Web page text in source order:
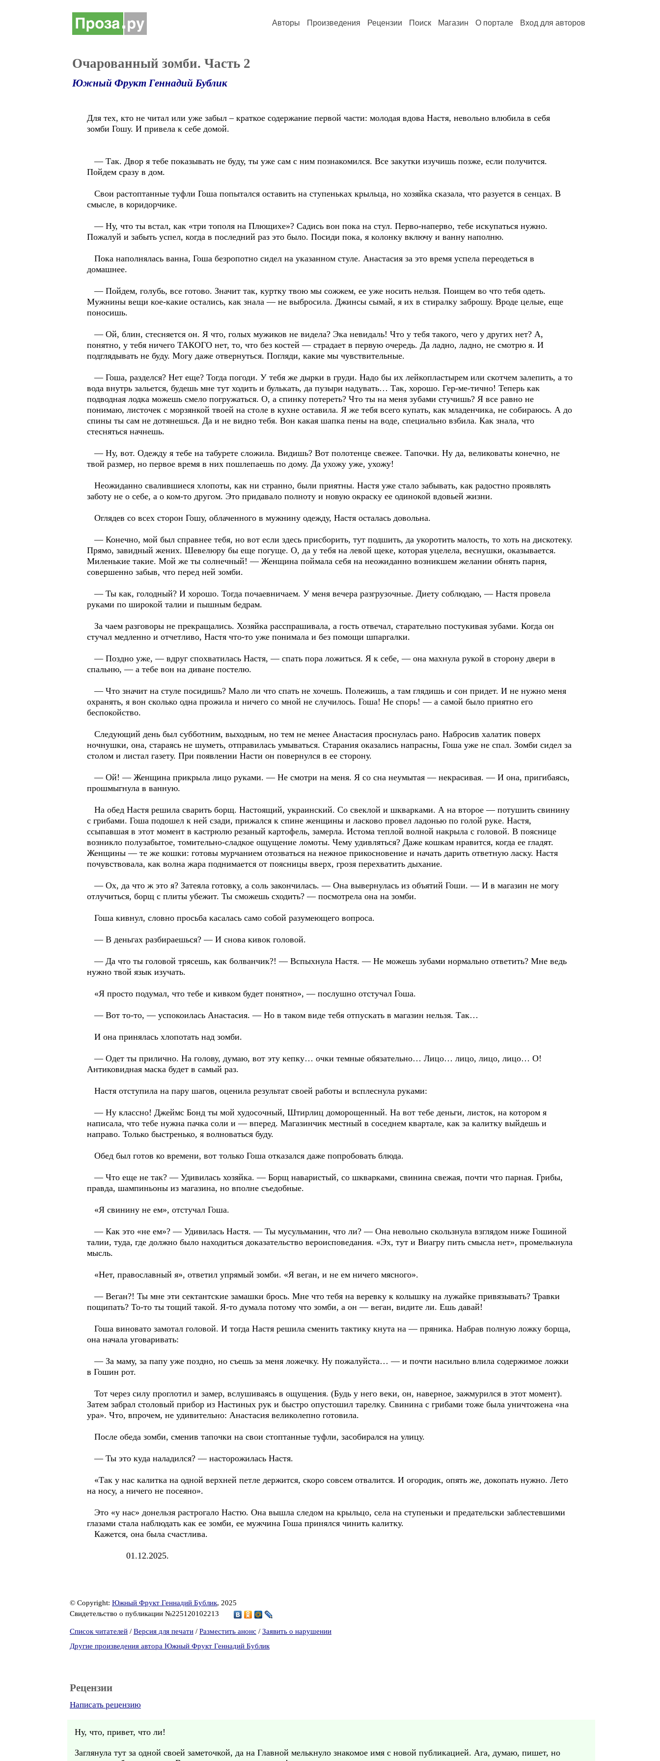
Авторы Произведения Рецензии Поиск Магазин О портале Вход для авторов
Очарованный зомби. Часть 2
Южный Фрукт Геннадий Бублик
Для тех, кто не читал или уже забыл – краткое содержание первой части: молодая вдова Настя, невольно влюбила в себя
зомби Гошу. И привела к себе домой.
— Так. Двор я тебе показывать не буду, ты уже сам с ним познакомился. Все закутки изучишь позже, если получится.
Пойдем сразу в дом.
Свои растоптанные туфли Гоша попытался оставить на ступеньках крыльца, но хозяйка сказала, что разуется в сенцах. В
смысле, в коридорчике.
— Ну, что ты встал, как «три тополя на Плющихе»? Садись вон пока на стул. Перво-наперво, тебе искупаться нужно.
Пожалуй и забыть успел, когда в последний раз это было. Посиди пока, я колонку включу и ванну наполню.
Пока наполнялась ванна, Гоша безропотно сидел на указанном стуле. Анастасия за это время успела переодеться в
домашнее.
— Пойдем, голубь, все готово. Значит так, куртку твою мы сожжем, ее уже носить нельзя. Поищем во что тебя одеть.
Мужнины вещи кое-какие остались, как знала — не выбросила. Джинсы сымай, я их в стиралку заброшу. Вроде целые, еще
поносишь.
— Ой, блин, стесняется он. Я что, голых мужиков не видела? Эка невидаль! Что у тебя такого, чего у других нет? А,
понятно, у тебя ничего ТАКОГО нет, то, что без костей — страдает в первую очередь. Да ладно, ладно, не смотрю я. И
подглядывать не буду. Могу даже отвернуться. Погляди, какие мы чувствительные.
— Гоша, разделся? Нет еще? Тогда погоди. У тебя же дырки в груди. Надо бы их лейкопластырем или скотчем залепить, а то
вода внутрь зальется, будешь мне тут ходить и булькать, да пузыри надувать… Так, хорошо. Гер-ме-тично! Теперь как
подводная лодка можешь смело погружаться. О, а спинку потереть? Что ты на меня зубами стучишь? Я все равно не
понимаю, листочек с морзянкой твоей на столе в кухне оставила. Я же тебя всего купать, как младенчика, не собираюсь. А до
спины ты сам не дотянешься. Да и не видно тебя. Вон какая шапка пены на воде, специально взбила. Как знала, что
стесняться начнешь.
— Ну, вот. Одежду я тебе на табурете сложила. Видишь? Вот полотенце свежее. Тапочки. Ну да, великоваты конечно, не
твой размер, но первое время в них пошлепаешь по дому. Да ухожу уже, ухожу!
Неожиданно свалившиеся хлопоты, как ни странно, были приятны. Настя уже стало забывать, как радостно проявлять
заботу не о себе, а о ком-то другом. Это придавало полноту и новую окраску ее одинокой вдовьей жизни.
Оглядев со всех сторон Гошу, облаченного в мужнину одежду, Настя осталась довольна.
— Конечно, мой был справнее тебя, но вот если здесь присборить, тут подшить, да укоротить малость, то хоть на дискотеку.
Прямо, завидный жених. Шевелюру бы еще погуще. О, да у тебя на левой щеке, которая уцелела, веснушки, оказывается.
Миленькие такие. Мой же ты солнечный! — Женщина поймала себя на неожиданно возникшем желании обнять парня,
совершенно забыв, что перед ней зомби.
— Ты как, голодный? И хорошо. Тогда почаевничаем. У меня вечера разгрузочные. Диету соблюдаю, — Настя провела
руками по широкой талии и пышным бедрам.
За чаем разговоры не прекращались. Хозяйка расспрашивала, а гость отвечал, старательно постукивая зубами. Когда он
стучал медленно и отчетливо, Настя что-то уже понимала и без помощи шпаргалки.
— Поздно уже, — вдруг спохватилась Настя, — спать пора ложиться. Я к себе, — она махнула рукой в сторону двери в
спальню, — а тебе вон на диване постелю.
— Что значит на стуле посидишь? Мало ли что спать не хочешь. Полежишь, а там глядишь и сон придет. И не нужно меня
охранять, я вон сколько одна прожила и ничего со мной не случилось. Гоша! Не спорь! — а самой было приятно его
беспокойство.
Следующий день был субботним, выходным, но тем не менее Анастасия проснулась рано. Набросив халатик поверх
ночнушки, она, стараясь не шуметь, отправилась умываться. Старания оказались напрасны, Гоша уже не спал. Зомби сидел за
столом и листал газету. При появлении Насти он повернулся в ее сторону.
— Ой! — Женщина прикрыла лицо руками. — Не смотри на меня. Я со сна неумытая — некрасивая. — И она, пригибаясь,
прошмыгнула в ванную.
На обед Настя решила сварить борщ. Настоящий, украинский. Со свеклой и шкварками. А на второе — потушить свинину
с грибами. Гоша подошел к ней сзади, прижался к спине женщины и ласково провел ладонью по голой руке. Настя,
ссыпавшая в этот момент в кастрюлю резаный картофель, замерла. Истома теплой волной накрыла с головой. В пояснице
возникло полузабытое, томительно-сладкое ощущение ломоты. Чему удивляться? Даже кошкам нравится, когда ее гладят.
Женщины — те же кошки: готовы мурчанием отозваться на нежное прикосновение и начать дарить ответную ласку. Настя
почувствовала, как волна жара поднимается от поясницы вверх, грозя перехватить дыхание.
— Ох, да что ж это я? Затеяла готовку, а соль закончилась. — Она вывернулась из объятий Гоши. — И в магазин не могу
отлучиться, борщ с плиты убежит. Ты сможешь сходить? — посмотрела она на зомби.
Гоша кивнул, словно просьба касалась само собой разумеющего вопроса.
— В деньгах разбираешься? — И снова кивок головой.
— Да что ты головой трясешь, как болванчик?! — Вспыхнула Настя. — Не можешь зубами нормально ответить? Мне ведь
нужно твой язык изучать.
«Я просто подумал, что тебе и кивком будет понятно», — послушно отстучал Гоша.
— Вот то-то, — успокоилась Анастасия. — Но в таком виде тебя отпускать в магазин нельзя. Так…
И она принялась хлопотать над зомби.
— Одет ты прилично. На голову, думаю, вот эту кепку… очки темные обязательно… Лицо… лицо, лицо, лицо… О!
Антиковидная маска будет в самый раз.
Настя отступила на пару шагов, оценила результат своей работы и всплеснула руками:
— Ну классно! Джеймс Бонд ты мой худосочный, Штирлиц доморощенный. На вот тебе деньги, листок, на котором я
написала, что тебе нужна пачка соли и — вперед. Магазинчик местный в соседнем квартале, как за калитку выйдешь и
направо. Только быстренько, я волноваться буду.
Обед был готов ко времени, вот только Гоша отказался даже попробовать блюда.
— Что еще не так? — Удивилась хозяйка. — Борщ наваристый, со шкварками, свинина свежая, почти что парная. Грибы,
правда, шампиньоны из магазина, но вполне съедобные.
«Я свинину не ем», отстучал Гоша.
— Как это «не ем»? — Удивилась Настя. — Ты мусульманин, что ли? — Она невольно скользнула взглядом ниже Гошиной
талии, туда, где должно было находиться доказательство вероисповедания. «Эх, тут и Виагру пить смысла нет», промелькнула
мысль.
«Нет, православный я», ответил упрямый зомби. «Я веган, и не ем ничего мясного».
— Веган?! Ты мне эти сектантские замашки брось. Мне что тебя на веревку к колышку на лужайке привязывать? Травки
пощипать? То-то ты тощий такой. Я-то думала потому что зомби, а он — веган, видите ли. Ешь давай!
Гоша виновато замотал головой. И тогда Настя решила сменить тактику кнута на — пряника. Набрав полную ложку борща,
она начала уговаривать:
— За маму, за папу уже поздно, но съешь за меня ложечку. Ну пожалуйста… — и почти насильно влила содержимое ложки
в Гошин рот.
Тот через силу проглотил и замер, вслушиваясь в ощущения. (Будь у него веки, он, наверное, зажмурился в этот момент).
Затем забрал столовый прибор из Настиных рук и быстро опустошил тарелку. Свинина с грибами тоже была уничтожена «на
ура». Что, впрочем, не удивительно: Анастасия великолепно готовила.
После обеда зомби, сменив тапочки на свои стоптанные туфли, засобирался на улицу.
— Ты это куда наладился? — насторожилась Настя.
«Так у нас калитка на одной верхней петле держится, скоро совсем отвалится. И огородик, опять же, докопать нужно. Лето
на носу, а ничего не посеяно».
Это «у нас» донельзя растрогало Настю. Она вышла следом на крыльцо, села на ступеньки и предательски заблестевшими
глазами стала наблюдать как ее зомби, ее мужчина Гоша принялся чинить калитку.
Кажется, она была счастлива.
01.12.2025.
© Copyright: Южный Фрукт Геннадий Бублик, 2025
Свидетельство о публикации №225120102213
Список читателей / Версия для печати / Разместить анонс / Заявить о нарушении
Другие произведения автора Южный Фрукт Геннадий Бублик
Рецензии
Написать рецензию
Ну, что, привет, что ли!
Заглянула тут за одной своей заметочкой, да на Главной мелькнуло знакомое имя с новой публикацией. Ага, думаю, пишет, но